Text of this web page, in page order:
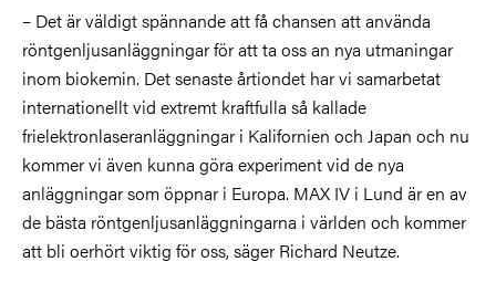
– Det är väldigt spännande att få chansen att använda
röntgenljusanläggningar för att ta oss an nya utmaningar
inom biokemin. Det senaste årtiondet har vi samarbetat
internationellt vid extremt kraftfulla så kallade
frielektronlaseranläggningar i Kalifornien och Japan och nu
kommer vi även kunna göra experiment vid de nya
anläggningar som öppnar i Europa. MAX IV i Lund är en av
de bästa röntgenljusanläggningarna i världen och kommer
att bli oerhört viktig för oss, säger Richard Neutze.